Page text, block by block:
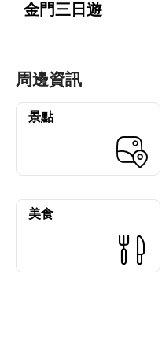
金門三日遊
周邊資訊
景點
美食